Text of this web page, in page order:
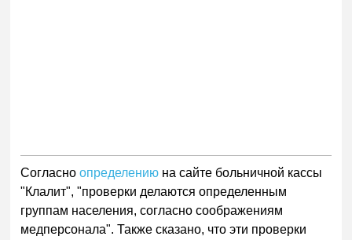
Согласноопределению на сайте больничной кассы
"Клалит", "проверки делаются определенным
группам населения, согласно соображениям
медперсонала". Также сказано, что эти проверки